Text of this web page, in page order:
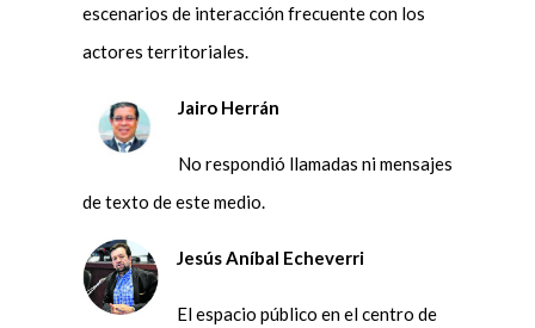
escenarios de interacción frecuente con los
actores territoriales.
Jairo Herrán
No respondió llamadas ni mensajes
de texto de este medio.
Jesús Aníbal Echeverri
El espacio público en el centro de